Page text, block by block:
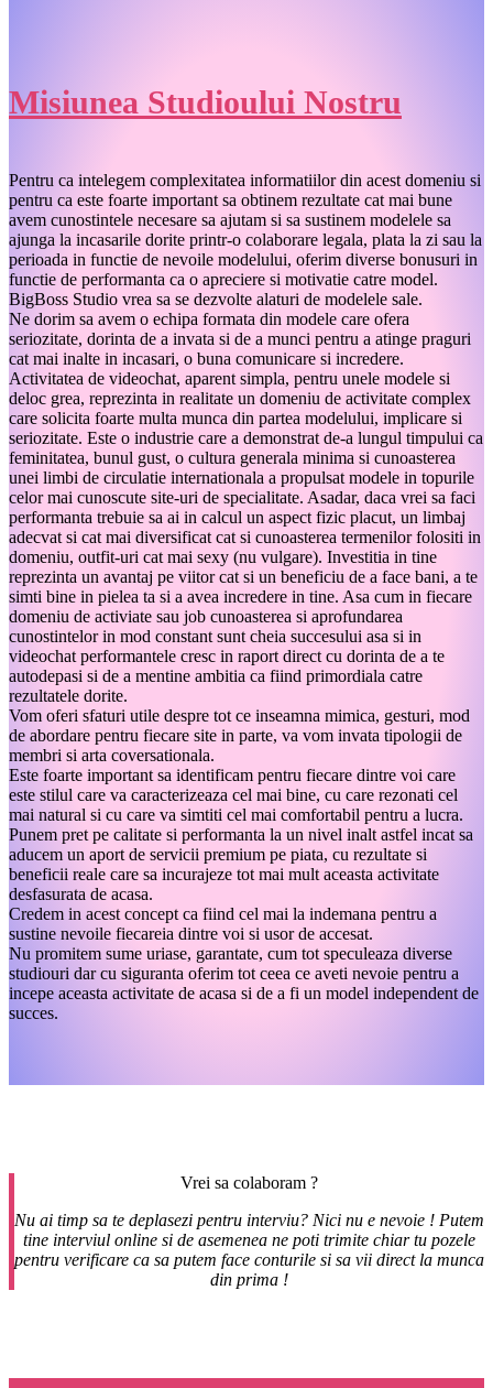
Misiunea Studioului Nostru
Pentru ca intelegem complexitatea informatiilor din acest domeniu si
pentru ca este foarte important sa obtinem rezultate cat mai bune
avem cunostintele necesare sa ajutam si sa sustinem modelele sa
ajunga la incasarile dorite printr-o colaborare legala, plata la zi sau la
perioada in functie de nevoile modelului, oferim diverse bonusuri in
functie de performanta ca o apreciere si motivatie catre model.
BigBoss Studio vrea sa se dezvolte alaturi de modelele sale.
Ne dorim sa avem o echipa formata din modele care ofera
seriozitate, dorinta de a invata si de a munci pentru a atinge praguri
cat mai inalte in incasari, o buna comunicare si incredere.
Activitatea de videochat, aparent simpla, pentru unele modele si
deloc grea, reprezinta in realitate un domeniu de activitate complex
care solicita foarte multa munca din partea modelului, implicare si
seriozitate. Este o industrie care a demonstrat de-a lungul timpului ca
feminitatea, bunul gust, o cultura generala minima si cunoasterea
unei limbi de circulatie internationala a propulsat modele in topurile
celor mai cunoscute site-uri de specialitate. Asadar, daca vrei sa faci
performanta trebuie sa ai in calcul un aspect fizic placut, un limbaj
adecvat si cat mai diversificat cat si cunoasterea termenilor folositi in
domeniu, outfit-uri cat mai sexy (nu vulgare). Investitia in tine
reprezinta un avantaj pe viitor cat si un beneficiu de a face bani, a te
simti bine in pielea ta si a avea incredere in tine. Asa cum in fiecare
domeniu de activiate sau job cunoasterea si aprofundarea
cunostintelor in mod constant sunt cheia succesului asa si in
videochat performantele cresc in raport direct cu dorinta de a te
autodepasi si de a mentine ambitia ca fiind primordiala catre
rezultatele dorite.
Vom oferi sfaturi utile despre tot ce inseamna mimica, gesturi, mod
de abordare pentru fiecare site in parte, va vom invata tipologii de
membri si arta coversationala.
Este foarte important sa identificam pentru fiecare dintre voi care
este stilul care va caracterizeaza cel mai bine, cu care rezonati cel
mai natural si cu care va simtiti cel mai comfortabil pentru a lucra.
Punem pret pe calitate si performanta la un nivel inalt astfel incat sa
aducem un aport de servicii premium pe piata, cu rezultate si
beneficii reale care sa incurajeze tot mai mult aceasta activitate
desfasurata de acasa.
Credem in acest concept ca fiind cel mai la indemana pentru a
sustine nevoile fiecareia dintre voi si usor de accesat.
Nu promitem sume uriase, garantate, cum tot speculeaza diverse
studiouri dar cu siguranta oferim tot ceea ce aveti nevoie pentru a
incepe aceasta activitate de acasa si de a fi un model independent de
succes.
Vrei sa colaboram ?
Nu ai timp sa te deplasezi pentru interviu? Nici nu e nevoie ! Putem
tine interviul online si de asemenea ne poti trimite chiar tu pozele
pentru verificare ca sa putem face conturile si sa vii direct la munca
din prima !